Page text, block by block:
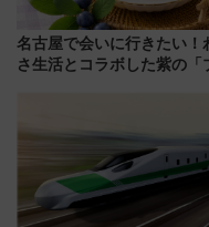
名古屋で会いに行きたい！
さ生活とコラボした紫の「